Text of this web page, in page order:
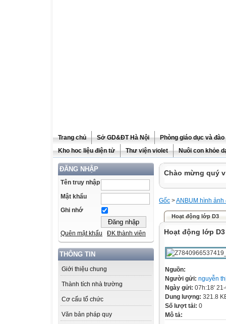
Trang chủ Sở GD&ĐT Hà Nội
Phòng giáo dục và
Kho hoc liệu điện tử
Thư viện violet Nuôi con khỏe
ĐĂNG NHẬP
Tên truy nhập
Mật khẩu
Ghi nhớ
Quên mật khẩu ĐK thành viên
THÔNG TIN
Giới thiệu chung
Thành tích nhà trường
Cơ cấu tổ chức
Văn bản pháp quy
Chào mừng quý
Gốc >ANBUM hình ảnh
Hoạt động lớp D3
Hoạt động lớp D3
Nguồn:
Người gửi: nguyễn
Ngày gửi: 07h:18'
Dung lượng: 321.8
Số lượt tải: 0
Mô tả: